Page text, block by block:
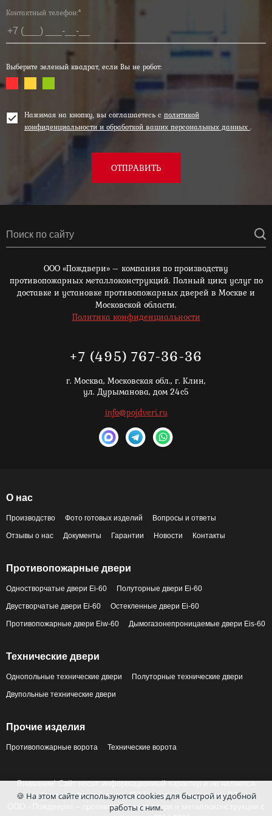
Контактный телефон:*
Выберите зеленый квадрат, если Вы не робот:
Нажимая на кнопку, вы соглашаетесь с политикой
конфиденциальности и обработкой ваших персональных данных .
ОТПРАВИТЬ
ООО «Пождвери» – компания по производству
противопожарных металлоконструкций. Полный цикл услуг по
доставке и установке противопожарных дверей в Москве и
Московской области.
Политика конфиденциальности
+7 (495) 767-36-36
г. Москва, Московская обл., г. Клин,
ул. Дурыманова, дом 24с5
info@pojdveri.ru
О нас
Производство Фото готовых изделий Вопросы и ответы
Отзывы о нас Документы Гарантии Новости Контакты
Противопожарные двери
Одностворчатые двери Ei-60 Полуторные двери Ei-60
Двустворчатые двери Ei-60 Остекленные двери Ei-60
Противопожарные двери Eiw-60 Дымогазонепроницаемые двери Eis-60
Технические двери
Однопольные технические двери Полуторные технические двери
Двупольные технические двери
Прочие изделия
Противопожарные ворота Технические ворота
Внимание! Сайт носит информационный характер и не является
публичной офертой по ст. 437 Гражданского кодекса РФ.
ООО «Пождвери» – противопожарные двери и металлоконструкции с
🍪 На этом сайте используются cookies для быстрой и удобной
работы с ним.